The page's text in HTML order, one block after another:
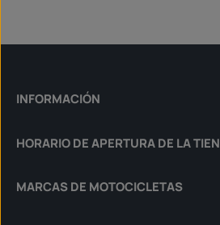
INFORMACIÓN
HORARIO DE APERTURA DE LA
MARCAS DE MOTOCICLETAS